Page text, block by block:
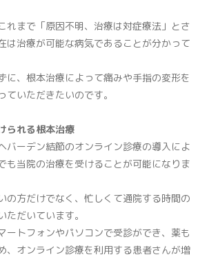
れまで「原因不明、治療は対症療法」とさ
は治療が可能な病気であることが分かって
に、根本治療によって痛みや手指の変形を
いただきたいのです。
られる根本治療
バーデン結節のオンライン診療の導入によ
も当院の治療を受けることが可能になりま
の方だけでなく、忙しくて通院する時間の
だいています。
ートフォンやパソコンで受診ができ、薬も
、オンライン診療を利用する患者さんが増